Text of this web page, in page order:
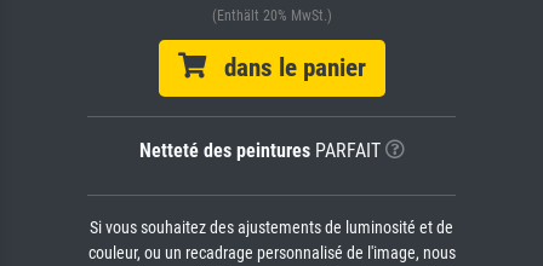
(Enthält 20% MwSt.)
dans le panier
Netteté des peinturesPARFAIT
Si vous souhaitez des ajustements de luminosité et de
couleur, ou un recadrage personnalisé de l'image, nous